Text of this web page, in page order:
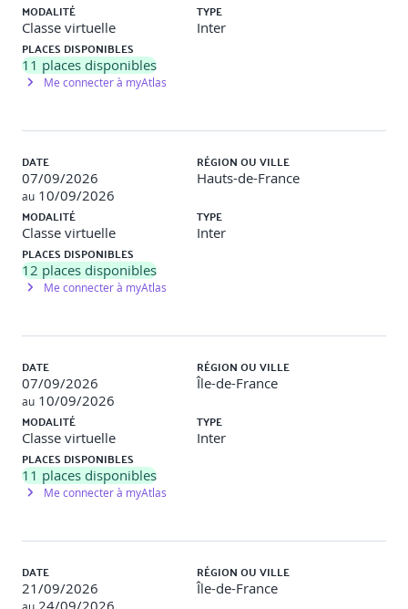
L’approche pédagogique adoptée repose sur une
expérience immersive et interactive grâce à l’utilisation de
notre plateforme LMS. Les activités sont conçues pour
favoriser l’engagement actif, l’auto-positionnement, la
réflexion critique et la transposition au contexte réel.
-----
Jour 2
4. Enjeux juridiques et éthiques
Notions de transparence, loyauté, explicabilité et
Activité : Jeu de rôle éthique : scénario IA RH &
discrimination
Jeu de rôle – 'L’éthique de l’IA dans les RH'
algorithmes dans des contextes RH
Contenu : Simulation d’un comité qui doit
accepter/refuser un outil de tri IA de CV.
délégué syndical) et débattre.
MODALITÉ
Classe virtuelle
TYPE
Inter
PLACES DISPONIBLES
11 places disponibles
Me connecter à myAtlas
DATE
07/09/2026
au 10/09/2026
RÉGION OU VILLE
Hauts-de-France
MODALITÉ
Classe virtuelle
TYPE
Inter
PLACES DISPONIBLES
12 places disponibles
Me connecter à myAtlas
DATE
07/09/2026
au 10/09/2026
RÉGION OU VILLE
Île-de-France
MODALITÉ
Classe virtuelle
TYPE
Inter
PLACES DISPONIBLES
11 places disponibles
Me connecter à myAtlas
DATE
21/09/2026
24/09/2026
RÉGION OU VILLE
Île-de-France